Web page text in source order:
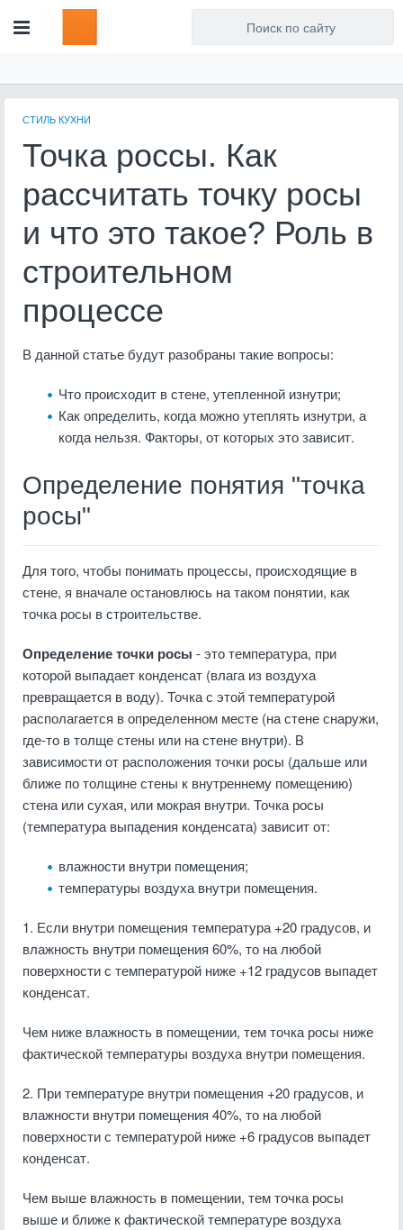
СТИЛЬ КУХНИ
Точка россы. Как
рассчитать точку росы
и что это такое? Роль в
строительном
процессе
В данной статье будут разобраны такие вопросы:
Что происходит в стене, утепленной изнутри;
Как определить, когда можно утеплять изнутри, а
когда нельзя. Факторы, от которых это зависит.
Определение понятия "точка
росы"
Для того, чтобы понимать процессы, происходящие в
стене, я вначале остановлюсь на таком понятии, как
точка росы в строительстве.
Определение точки росы - это температура, при
которой выпадает конденсат (влага из воздуха
превращается в воду). Точка с этой температурой
располагается в определенном месте (на стене снаружи,
где-то в толще стены или на стене внутри). В
зависимости от расположения точки росы (дальше или
ближе по толщине стены к внутреннему помещению)
стена или сухая, или мокрая внутри. Точка росы
(температура выпадения конденсата) зависит от:
влажности внутри помещения;
температуры воздуха внутри помещения.
1. Если внутри помещения температура +20 градусов, и
влажность внутри помещения 60%, то на любой
поверхности с температурой ниже +12 градусов выпадет
конденсат.
Чем ниже влажность в помещении, тем точка росы ниже
фактической температуры воздуха внутри помещения.
2. При температуре внутри помещения +20 градусов, и
влажности внутри помещения 40%, то на любой
поверхности с температурой ниже +6 градусов выпадет
конденсат.
Чем выше влажность в помещении, тем точка росы
выше и ближе к фактической температуре воздуха
Для любых предложений по
сайту: artist71@cp9.ru